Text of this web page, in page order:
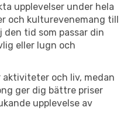
upplevelser under hela
och kulturevenemang till
den tid som passar din
eller lugn och
aktiviteter och liv, medan
ger dig bättre priser
upplevelse av